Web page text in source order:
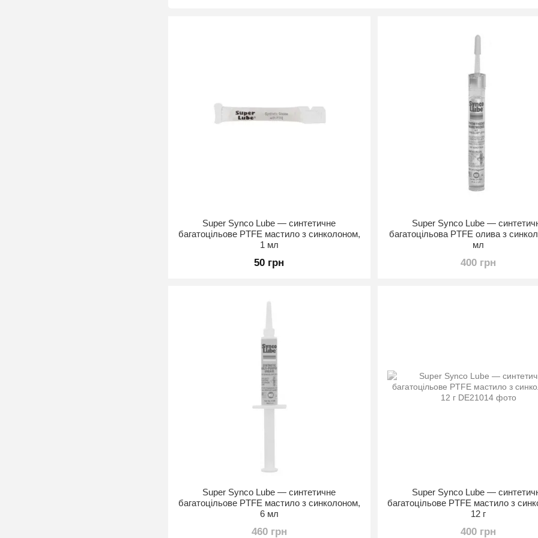
Super Synco Lube — синтетичне
багатоцільове PTFE мастило з синколоном,
1 мл
50 грн
Super Synco Lube —
багатоцільова PTFE олива з
мл
400 грн
Super Synco Lube — синтетичне
багатоцільове PTFE мастило з синколоном,
6 мл
460 грн
Super Synco Lube —
багатоцільове PTFE мастило з
12 г
400 грн